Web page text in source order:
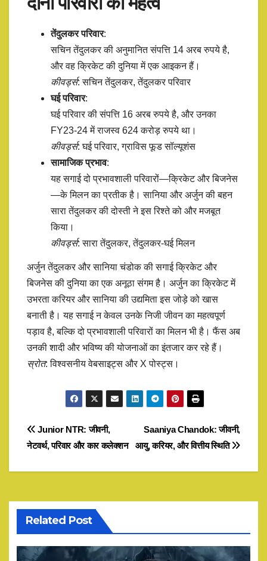
तेंदुलकर परिवार:
सचिन तेंदुलकर की अनुमानित संपत्ति 14 अरब रुपये है,
और वह क्रिकेट की दुनिया में एक आइकन हैं।
कीवर्ड्स: सचिन तेंदुलकर, तेंदुलकर परिवार
घई परिवार:
घई परिवार की संपत्ति 16 अरब रुपये है, और उनका
FY23-24 में राजस्व 624 करोड़ रुपये था।
कीवर्ड्स: घई परिवार, ग्राविस फूड सॉल्यूशंस
सामाजिक प्रभाव:
यह सगाई दो प्रभावशाली परिवारों—क्रिकेट और बिजनेस
—के मिलन का प्रतीक है। सानिया और अर्जुन की बहन
सारा तेंदुलकर की दोस्ती ने इस रिश्ते को और मजबूत
किया।
कीवर्ड्स: सारा तेंदुलकर, तेंदुलकर-घई मिलन
अर्जुन तेंदुलकर और सानिया चंडोक की सगाई क्रिकेट और
बिजनेस की दुनिया का एक अनूठा संगम है। अर्जुन का क्रिकेट में
उभरता करियर और सानिया की उद्यमिता इस जोड़े को खास
बनाती है। यह सगाई न केवल उनके निजी जीवन का महत्वपूर्ण
पड़ाव है, बल्कि दो प्रभावशाली परिवारों का मिलन भी है। फैंस अब
उनकी शादी और भविष्य की योजनाओं का इंतजार कर रहे हैं।
स्रोत: विश्वसनीय वेबसाइट्स और X पोस्ट्स।
Post
navigation
Saaniya Chandok: जीवनी,
आयु, करियर, और वित्तीय स्थिति
Junior NTR: जीवनी,
नेटवर्थ, परिवार और कार कलेक्शन
Related Post